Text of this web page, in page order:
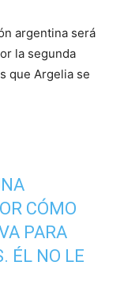
argentina será
la segunda
que Argelia se
CÓMO
PARA
ÉL NO LE